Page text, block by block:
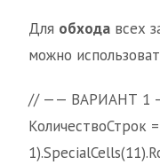
Для обхода всех
можно
// —— ВАРИАНТ 1
КоличествоСтрок